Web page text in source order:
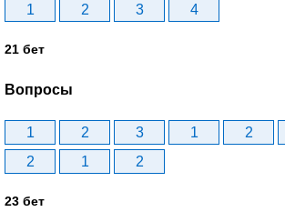
1 2 3 4
21 бет
Вопросы
1 2 3 1 2
2
1 2
23 бет